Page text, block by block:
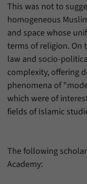
This was not to
homogeneous
and space whose
terms of religion. On
law and socio-
complexity, offering
phenomena of
which were of
fields of Islamic
The following
Academy:
Name _pk_ses
Anbieter
Laufzeit 30
Zweck
Mit